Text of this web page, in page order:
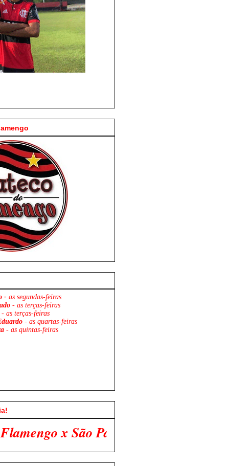
- as segundas-feiras
- as terças-feiras
- as terças-feiras
- as quartas-feiras
- as quintas-feiras
Venha Participar Conosco!